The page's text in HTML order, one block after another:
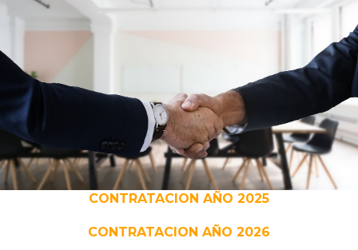
CONTRATACION AÑO 2025
CONTRATACION AÑO 2026